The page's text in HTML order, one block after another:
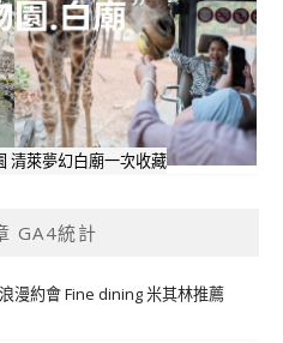
清萊夢幻白廟一次收藏
GA4統計
漫約會 Fine dining 米其林推薦